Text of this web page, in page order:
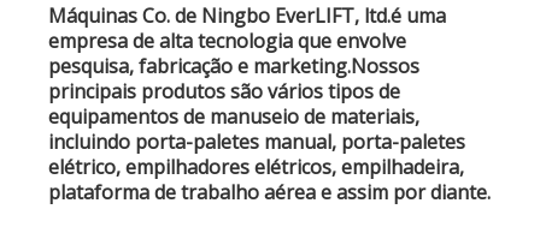
Máquinas Co. de Ningbo EverLIFT, ltd.é uma
empresa de alta tecnologia que envolve
pesquisa, fabricação e marketing.Nossos
principais produtos são vários tipos de
equipamentos de manuseio de materiais,
incluindo porta-paletes manual, porta-paletes
elétrico, empilhadores elétricos, empilhadeira,
plataforma de trabalho aérea e assim por diante.